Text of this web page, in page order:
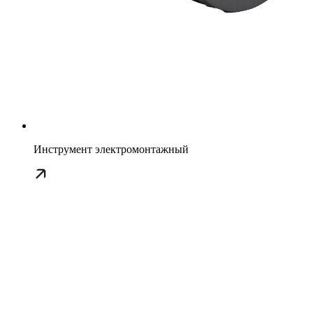
Инструмент электромонтажный